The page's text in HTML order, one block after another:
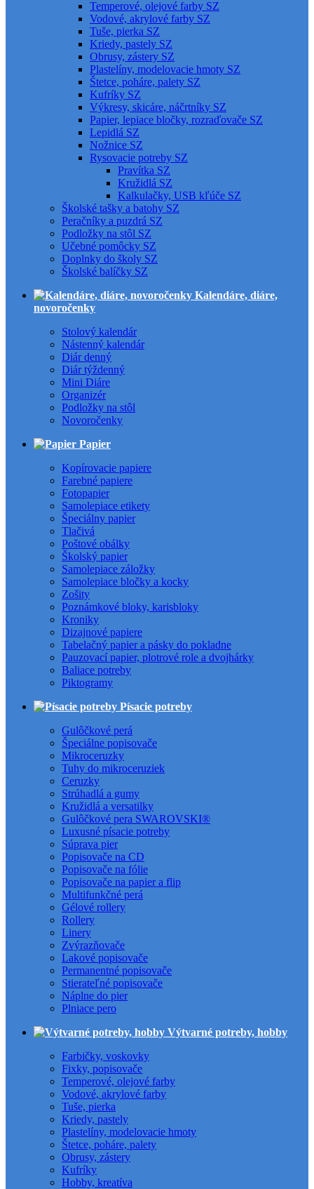
Temperové, olejové farby SZ
Vodové, akrylové farby SZ
Tuše, pierka SZ
Kriedy, pastely SZ
Obrusy, zástery SZ
Plastelíny, modelovacie hmoty SZ
Štetce, poháre, palety SZ
Kufríky SZ
Výkresy, skicáre, náčrtníky SZ
Papier, lepiace bločky, rozraďovače SZ
Lepidlá SZ
Nožnice SZ
Rysovacie potreby SZ
Pravítka SZ
Kružidlá SZ
Kalkulačky, USB kľúče SZ
Školské tašky a batohy SZ
Peračníky a puzdrá SZ
Podložky na stôl SZ
Učebné pomôcky SZ
Doplnky do školy SZ
Školské balíčky SZ
Kalendáre, diáre,
novoročenky
Stolový kalendár
Nástenný kalendár
Diár denný
Diár týždenný
Mini Diáre
Organizér
Podložky na stôl
Novoročenky
Papier
Kopírovacie papiere
Farebné papiere
Fotopapier
Samolepiace etikety
Špeciálny papier
Tlačivá
Poštové obálky
Školský papier
Samolepiace záložky
Samolepiace bločky a kocky
Zošity
Poznámkové bloky, karisbloky
Kroniky
Dizajnové papiere
Tabelačný papier a pásky do pokladne
Pauzovací papier, plotrové role a dvojhárky
Baliace potreby
Piktogramy
Písacie potreby
Gulôčkové perá
Špeciálne popisovače
Mikroceruzky
Tuhy do mikroceruziek
Ceruzky
Strúhadlá a gumy
Kružidlá a versatilky
Gulôčkové pera SWAROVSKI®
Luxusné písacie potreby
Súprava pier
Popisovače na CD
Popisovače na fólie
Popisovače na papier a flip
Multifunkčné perá
Gélové rollery
Rollery
Linery
Zvýrazňovače
Lakové popisovače
Permanentné popisovače
Stierateľné popisovače
Náplne do pier
Plniace pero
Výtvarné potreby, hobby
Farbičky, voskovky
Fixky, popisovače
Temperové, olejové farby
Vodové, akrylové farby
Tuše, pierka
Kriedy, pastely
Plastelíny, modelovacie hmoty
Štetce, poháre, palety
Obrusy, zástery
Kufríky
Hobby, kreatíva